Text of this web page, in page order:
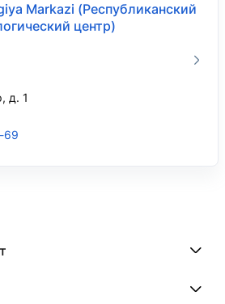
Markazi (Республиканский
центр)
д. 1
69